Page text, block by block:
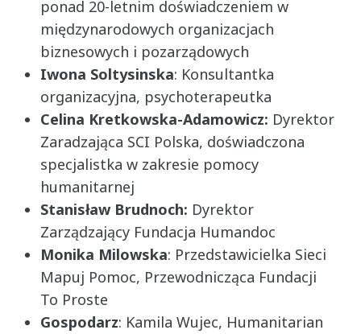
ponad 20-letnim doświadczeniem w
międzynarodowych organizacjach
biznesowych i pozarządowych
Iwona Soltysinska: Konsultantka
organizacyjna, psychoterapeutka
Celina Kretkowska-Adamowicz: Dyrektor
Zaradzająca SCI Polska, doświadczona
specjalistka w zakresie pomocy
humanitarnej
Stanisław Brudnoch: Dyrektor
Zarządzający Fundacja Humandoc
Monika Milowska: Przedstawicielka Sieci
Mapuj Pomoc, Przewodnicząca Fundacji
To Proste
Gospodarz: Kamila Wujec, Humanitarian